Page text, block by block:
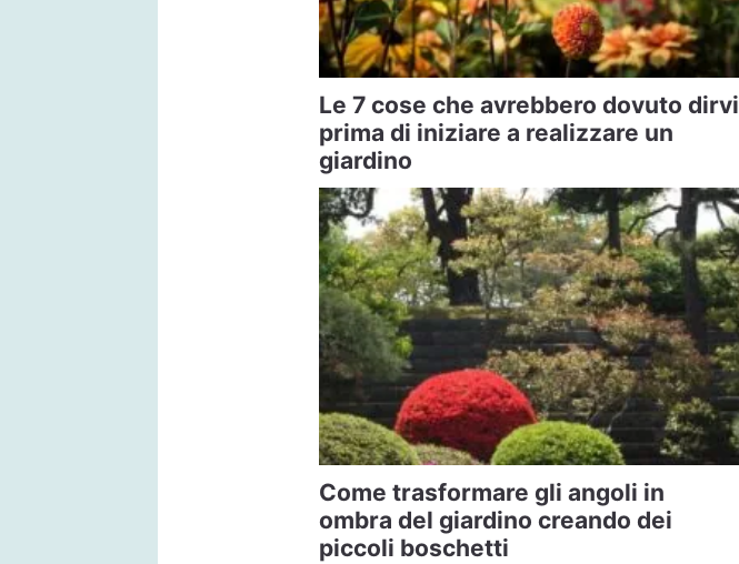
Le 7 cose che avrebbero dovuto dirvi
prima di iniziare a realizzare un
giardino
Come trasformare gli angoli in
ombra del giardino creando dei
piccoli boschetti